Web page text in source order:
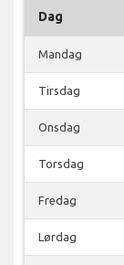
Dag
Mandag
Tirsdag
Onsdag
Torsdag
Fredag
Lørdag